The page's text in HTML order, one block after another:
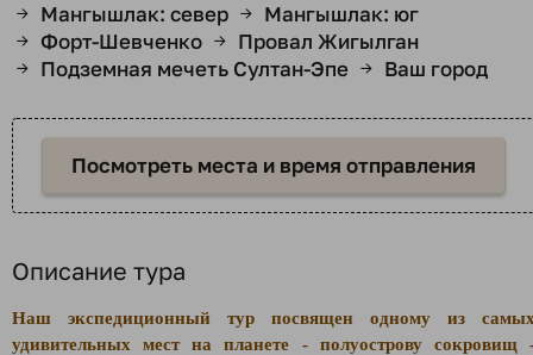
→ Мангышлак: север → Мангышлак: юг
→ Форт-Шевченко → Провал Жигылган
→ Подземная мечеть Султан-Эпе → Ваш город
Посмотреть места и время отправления
Описание тура
Наш экспедиционный тур посвящен одному из
удивительных мест на планете - полуострову сокровищ